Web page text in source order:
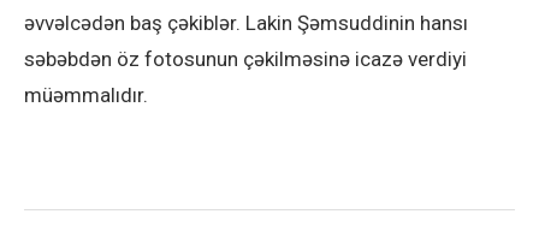
əvvəlcədən baş çəkiblər. Lakin Şəmsuddinin hansı
səbəbdən öz fotosunun çəkilməsinə icazə verdiyi
müəmmalıdır.